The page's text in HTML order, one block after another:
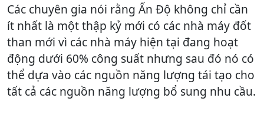
Các chuyên gia nói rằng Ấn Độ không chỉ cần
ít nhất là một thập kỷ mới có các nhà máy đốt
than mới vì các nhà máy hiện tại đang hoạt
động dưới 60% công suất nhưng sau đó nó có
thể dựa vào các nguồn năng lượng tái tạo cho
tất cả các nguồn năng lượng bổ sung nhu cầu.